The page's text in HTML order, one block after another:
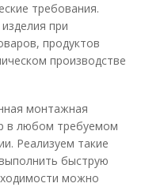
требования.
при
продуктов
производстве
монтажная
в любом требуемом
Реализуем такие
быструю
можно